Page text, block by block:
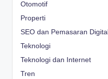
Otomotif
Properti
SEO dan Pemasaran Digital
Teknologi
Teknologi dan Internet
Tren